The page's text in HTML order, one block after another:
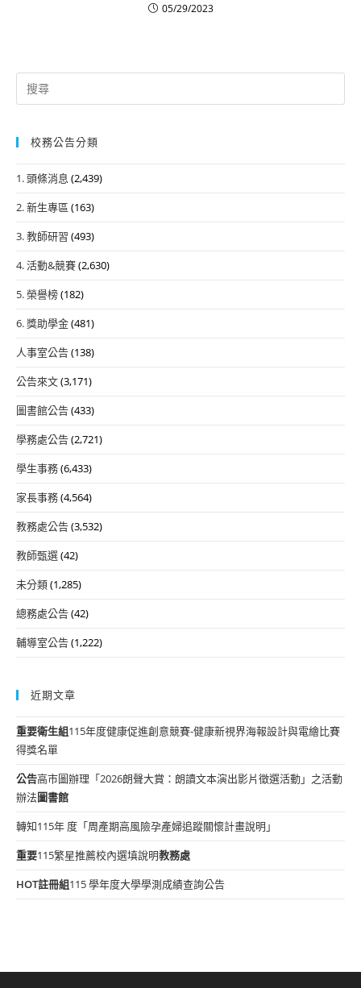
05/29/2023
Search
for:
校務公告分類
1. 頭條消息 (2,439)
2. 新生專區 (163)
3. 教師研習 (493)
4. 活動&競賽(2,630)
5. 榮譽榜(182)
6. 獎助學金(481)
人事室公告(138)
公告來文(3,171)
圖書館公告(433)
學務處公告(2,721)
學生事務(6,433)
家長事務(4,564)
教務處公告(3,532)
教師甄選(42)
未分類(1,285)
總務處公告(42)
輔導室公告(1,222)
近期文章
重要衛生組115年度健康促進創意競賽-健康新視界海報設計與電繪比賽
得獎名單
公告高市圖辦理「2026朗聲大賞：朗讀文本演出影片徵選活動」之活動
辦法圖書館
轉知115年 度「周產期高風險孕產婦追蹤關懷計畫說明」
重要115繁星推薦校內選填說明教務處
HOT註冊組115 學年度大學學測成績查詢公告